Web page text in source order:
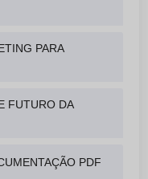
PARA
FUTURO DA
PDF